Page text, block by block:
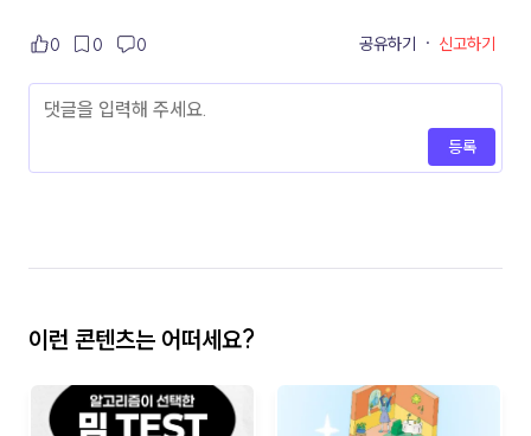
0 0 0 공유하기 · 신고하기
등록
이런 콘텐츠는 어떠세요?